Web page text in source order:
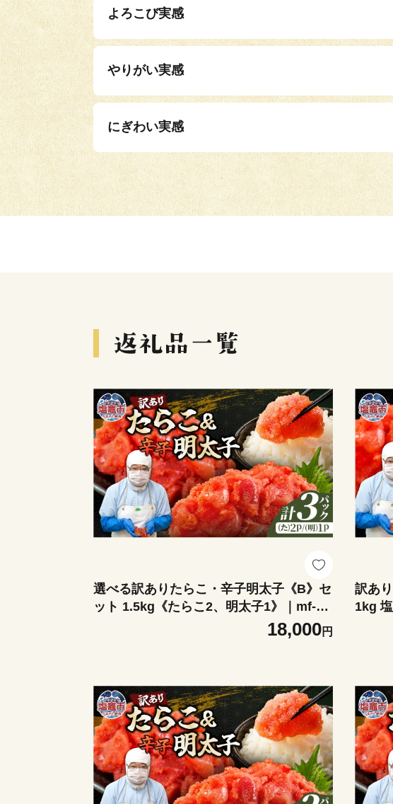
よろこび実感
やりがい実感
にぎわい実感
選べる訳ありたらこ・辛子明太子《B》セ
ット 1.5kg《たらこ2、明太子1》｜mf-b-
set-1500g 塩竈市 塩釜 マルミヤフーズ
18,000円
訳あ
1kg